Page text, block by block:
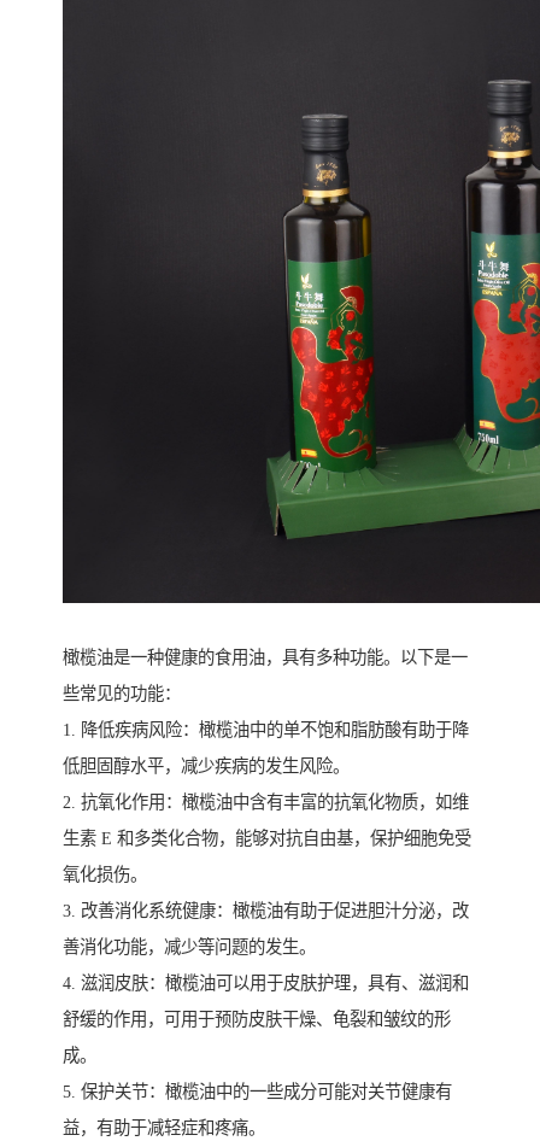
橄榄油是一种健康的食用油，具有多种功能。以下是一
些常见的功能：
1. 降低疾病风险：橄榄油中的单不饱和脂肪酸有助于降
低胆固醇水平，减少疾病的发生风险。
2. 抗氧化作用：橄榄油中含有丰富的抗氧化物质，如维
生素 E 和多类化合物，能够对抗自由基，保护细胞免受
氧化损伤。
3. 改善消化系统健康：橄榄油有助于促进胆汁分泌，改
善消化功能，减少等问题的发生。
4. 滋润皮肤：橄榄油可以用于皮肤护理，具有、滋润和
舒缓的作用，可用于预防皮肤干燥、龟裂和皱纹的形
成。
5. 保护关节：橄榄油中的一些成分可能对关节健康有
益，有助于减轻症和疼痛。